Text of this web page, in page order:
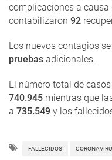
complicaciones a causa
contabilizaron 92
Los nuevos contagios
pruebas adicionales.
El número total de
740.945 mientras que
a 735.549 y los
FALLECIDOS